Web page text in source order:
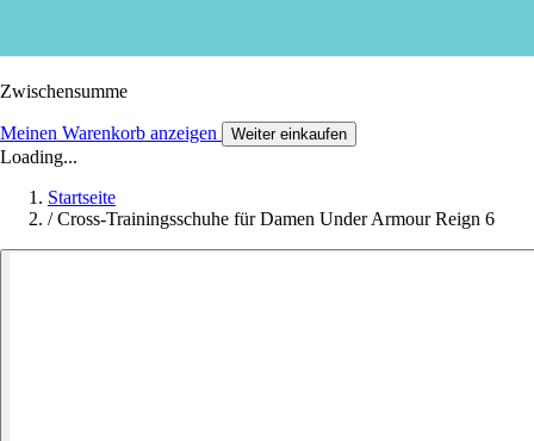
Zwischensumme
Meinen Warenkorb anzeigen Weiter einkaufen
Loading...
Startseite
/ Cross-Trainingsschuhe für Damen Under Armour Reign 6